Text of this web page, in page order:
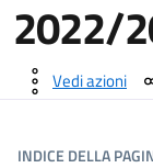
2022/
Dettagli
Vedi azioni
INDICE DELLA